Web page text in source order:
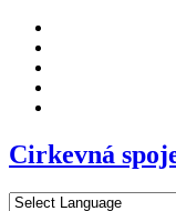
Cirkevná